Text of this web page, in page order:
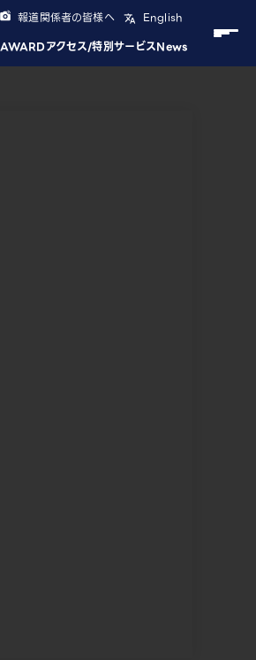
アクセス/特別サービスNews
報道関係者の皆様へ English